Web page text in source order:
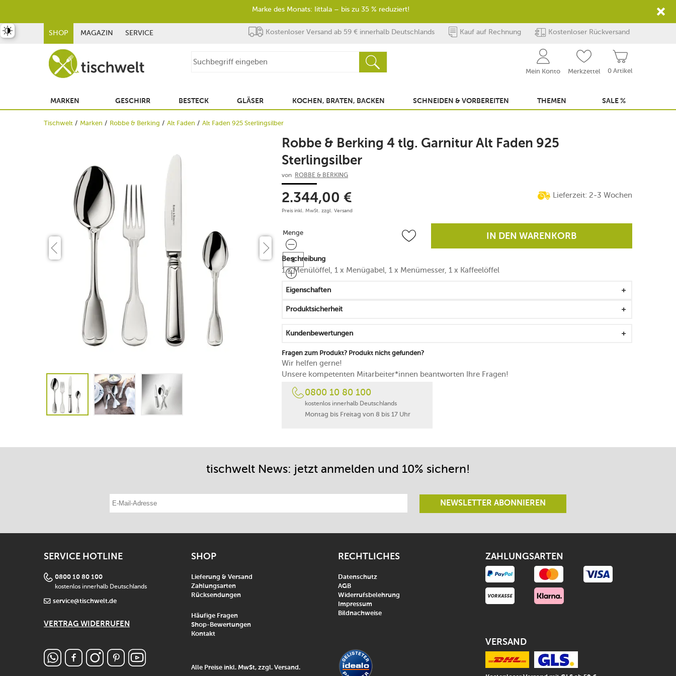
SHOP MAGAZIN SERVICE Kostenloser Versand ab 59 € innerhalb Deutschlands Kauf auf Rechnung Kostenloser Rückversand
0 Artikel
Mein Konto Merkzettel
MARKEN GESCHIRR BESTECK GLÄSER KOCHEN, BRATEN, BACKEN SCHNEIDEN & VORBEREITEN THEMEN SALE %
Tischwelt Marken Robbe & Berking Alt Faden Alt Faden 925 Sterlingsilber
Robbe & Berking 4 tlg. Garnitur Alt Faden 925
Sterlingsilber
von ROBBE & BERKING
2.344,00 €
Preis inkl. MwSt. zzgl. Versand
Lieferzeit: 2-3 Wochen
Menge
Menge IN DEN WARENKORB
Beschreibung
1 x Menülöffel, 1 x Menügabel, 1 x Menümesser, 1 x Kaffeelöffel
Eigenschaften
Produktsicherheit
Kundenbewertungen
Fragen zum Produkt? Produkt nicht gefunden?
Wir helfen gerne!
Unsere kompetenten Mitarbeiter*innen beantworten Ihre Fragen!
0800 10 80 100
kostenlos innerhalb Deutschlands
Montag bis Freitag von 8 bis 17 Uhr
tischwelt News: jetzt anmelden und 10% sichern!
E-Mail-Adresse eintragen
NEWSLETTER ABONNIEREN
SERVICE HOTLINE
0800 10 80 100
kostenlos innerhalb Deutschlands
service@tischwelt.de
VERTRAG WIDERRUFEN
SHOP
Lieferung & Versand
Zahlungsarten
Rücksendungen
Häufige Fragen
Shop-Bewertungen
Kontakt
Alle Preise inkl. MwSt, zzgl. Versand.
RECHTLICHES
Datenschutz
AGB
Widerrufsbelehrung
Impressum
Bildnachweise
ZAHLUNGSARTEN
VERSAND
umschalten
Marke des Monats: Iittala – bis zu 35 % reduziert!